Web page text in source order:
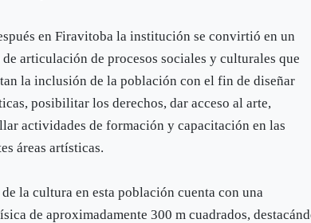
en Firavitoba la institución se convirtió en un
de articulación de procesos sociales y culturales que
la inclusión de la población con el fin de diseñar
posibilitar los derechos, dar acceso al arte,
actividades de formación y capacitación en las
áreas artísticas.
de la cultura en esta población cuenta con una
de aproximadamente 300 m cuadrados,